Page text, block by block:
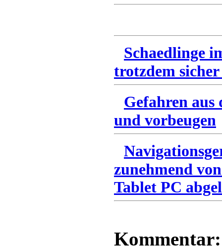
Schaedlinge
trotzdem
Gefahren
und vorbeugen
zunehmend
Tablet PC
Kommentar: